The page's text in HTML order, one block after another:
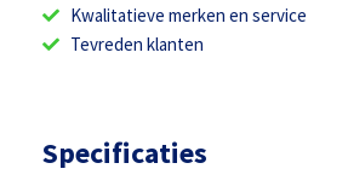
Kwalitatieve merken en service
Tevreden klanten
Specificaties